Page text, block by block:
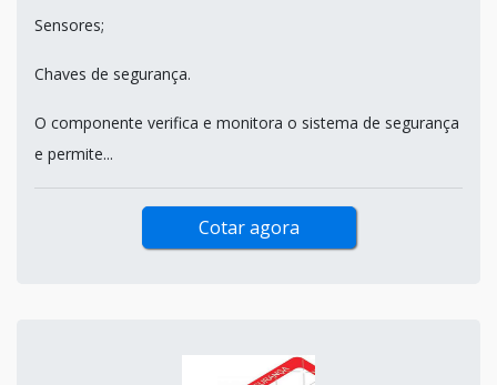
Sensores;
Chaves de segurança.
O componente verifica e monitora o sistema de segurança
e permite...
Cotar agora